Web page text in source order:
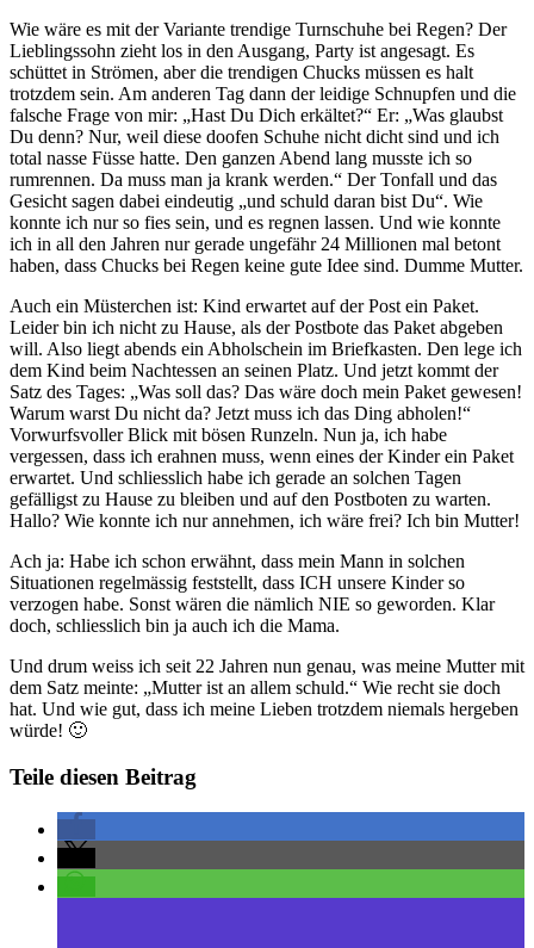
Wie wäre es mit der Variante trendige Turnschuhe bei Regen? Der
Lieblingssohn zieht los in den Ausgang, Party ist angesagt. Es
schüttet in Strömen, aber die trendigen Chucks müssen es halt
trotzdem sein. Am anderen Tag dann der leidige Schnupfen und die
falsche Frage von mir: „Hast Du Dich erkältet?“ Er: „Was glaubst
Du denn? Nur, weil diese doofen Schuhe nicht dicht sind und ich
total nasse Füsse hatte. Den ganzen Abend lang musste ich so
rumrennen. Da muss man ja krank werden.“ Der Tonfall und das
Gesicht sagen dabei eindeutig „und schuld daran bist Du“. Wie
konnte ich nur so fies sein, und es regnen lassen. Und wie konnte
ich in all den Jahren nur gerade ungefähr 24 Millionen mal betont
haben, dass Chucks bei Regen keine gute Idee sind. Dumme Mutter.
Auch ein Müsterchen ist: Kind erwartet auf der Post ein Paket.
Leider bin ich nicht zu Hause, als der Postbote das Paket abgeben
will. Also liegt abends ein Abholschein im Briefkasten. Den lege ich
dem Kind beim Nachtessen an seinen Platz. Und jetzt kommt der
Satz des Tages: „Was soll das? Das wäre doch mein Paket gewesen!
Warum warst Du nicht da? Jetzt muss ich das Ding abholen!“
Vorwurfsvoller Blick mit bösen Runzeln. Nun ja, ich habe
vergessen, dass ich erahnen muss, wenn eines der Kinder ein Paket
erwartet. Und schliesslich habe ich gerade an solchen Tagen
gefälligst zu Hause zu bleiben und auf den Postboten zu warten.
Hallo? Wie konnte ich nur annehmen, ich wäre frei? Ich bin Mutter!
Ach ja: Habe ich schon erwähnt, dass mein Mann in solchen
Situationen regelmässig feststellt, dass ICH unsere Kinder so
verzogen habe. Sonst wären die nämlich NIE so geworden. Klar
doch, schliesslich bin ja auch ich die Mama.
Und drum weiss ich seit 22 Jahren nun genau, was meine Mutter mit
dem Satz meinte: „Mutter ist an allem schuld.“ Wie recht sie doch
hat. Und wie gut, dass ich meine Lieben trotzdem niemals hergeben
würde! 🙂
Teile diesen Beitrag